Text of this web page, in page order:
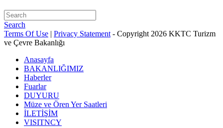
Search
Terms Of Use | Privacy Statement - Copyright 2026 KKTC Turizm
ve Çevre Bakanlığı
Anasayfa
BAKANLIĞIMIZ
Haberler
Fuarlar
DUYURU
Müze ve Ören Yer Saatleri
İLETİŞİM
VISITNCY